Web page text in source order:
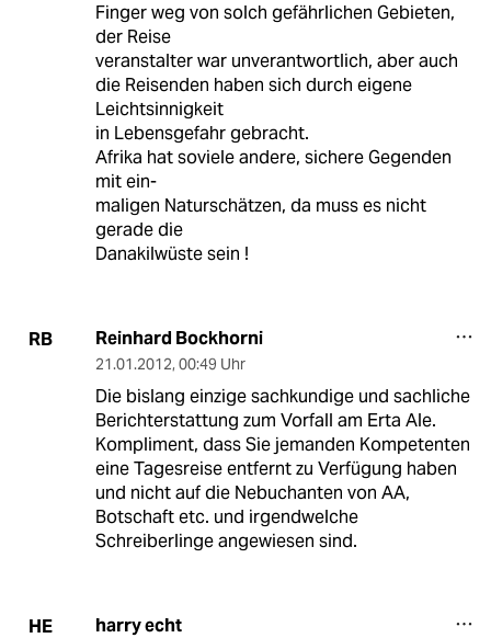
Finger weg von solch gefährlichen Gebieten,
der Reise
veranstalter war unverantwortlich, aber auch
die Reisenden haben sich durch eigene
Leichtsinnigkeit
in Lebensgefahr gebracht.
Afrika hat soviele andere, sichere Gegenden
mit ein-
maligen Naturschätzen, da muss es nicht
gerade die
Danakilwüste sein !
RB Reinhard Bockhorni
21.01.2012, 00:49 Uhr
Die bislang einzige sachkundige und sachliche
Berichterstattung zum Vorfall am Erta Ale.
Kompliment, dass Sie jemanden Kompetenten
eine Tagesreise entfernt zu Verfügung haben
und nicht auf die Nebuchanten von AA,
Botschaft etc. und irgendwelche
Schreiberlinge angewiesen sind.
HE harry echt